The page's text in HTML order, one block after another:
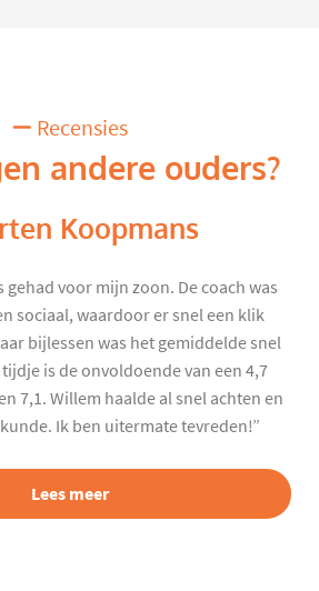
Recensies
andere ouders?
Koopmans
gehad voor mijn zoon. De coach was
sociaal, waardoor er snel een klik
bijlessen was het gemiddelde snel
tijdje is de onvoldoende van een 4,7
7,1. Willem haalde al snel achten en
Ik ben uitermate tevreden!”
Lees meer